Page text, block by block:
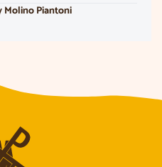
Molino Piantoni